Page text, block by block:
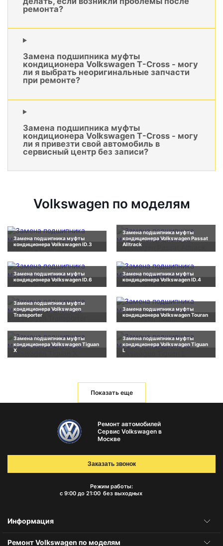
ремонта?
Замена подшипника муфты
кондиционера Volkswagen T-Cross - могу
ли я выбрать неоригинальные запчасти
при ремонте?
Замена подшипника муфты
кондиционера Volkswagen T-Cross - могу
ли я привезти свой автомобиль в
сервисный центр без записи?
Volkswagen по моделям
Замена подшипника муфты
кондиционера Volkswagen ID.3
Замена подшипника муфты
кондиционера Volkswagen Passat
Alltrack
Замена подшипника муфты
кондиционера Volkswagen ID.6
Замена подшипника муфты
кондиционера Volkswagen ID.4
Замена подшипника муфты
кондиционера Volkswagen
Transporter
Замена подшипника муфты
кондиционера Volkswagen Touran
Замена подшипника муфты
кондиционера Volkswagen Tiguan
X
Замена подшипника муфты
кондиционера Volkswagen Tiguan
L
Показать еще
Ремонт автомобилей
Сервис Volkswagen в
Москве
Режим работы:
с 9:00 до 21:00 без выходных
Заказать звонок
Информация
Ремонт Volkswagen по моделям